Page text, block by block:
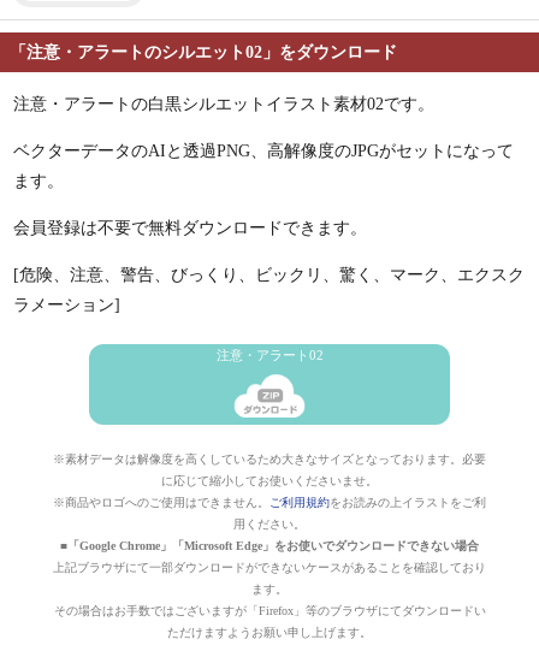
「注意・アラートのシルエット02」をダウンロード
注意・アラートの白黒シルエットイラスト素材02です。
ベクターデータのAIと透過PNG、高解像度のJPGがセットになって
ます。
会員登録は不要で無料ダウンロードできます。
[危険、注意、警告、びっくり、ビックリ、驚く、マーク、エクスク
ラメーション]
注意・アラート02
※素材データは解像度を高くしているため大きなサイズとなっております。必要
に応じて縮小してお使いくださいませ。
※商品やロゴへのご使用はできません。
ご利用規約をお読みの上イラストをご利
用ください。
■「Google Chrome」「Microsoft Edge」をお使いでダウンロードできない場合
上記ブラウザにて一部ダウンロードができないケースがあることを確認しており
ます。
その場合はお手数ではございますが「Firefox」等のブラウザにてダウンロードい
ただけますようお願い申し上げます。